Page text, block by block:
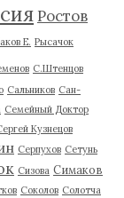
Ростов
Е. Рысачок
С.Штенцов
Сальников Сан-
Семейный Доктор
Кузнецов
Серпухов Сетунь
Сизова Симаков
Соколов Солотча